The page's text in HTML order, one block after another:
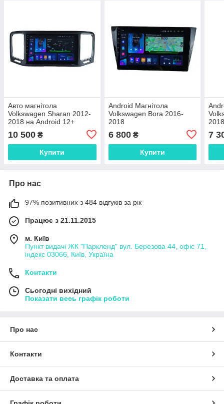
Авто магнітола
Volkswagen Sharan 2012-
2018 на Android 12+
XyAuto
10 500 ₴
Купити
Android Магнітола
Volkswagen Bora 2016-
2018
6 800₴
Купити
7
Про нас
97% позитивних з 484 відгуків за рік
Працює з 21.11.2015
м. Київ
Пункт видачі ЖК "Паркленд" вул. Березова 44, офіс 71,
індекс 03066, Київ, Україна
Контакти
Сьогодні вихідний
Показати весь графік роботи
Про нас
Контакти
Доставка та оплата